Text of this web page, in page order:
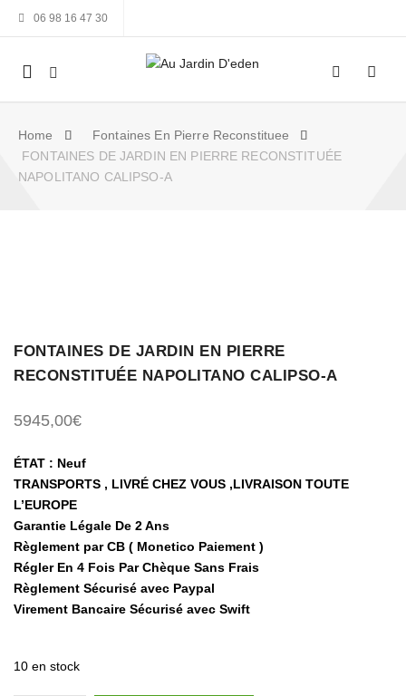
06 98 16 47 30
Mobile
navigation
Home
Fontaines En Pierre Reconstituee
FONTAINES DE JARDIN EN PIERRE RECONSTITUÉE
NAPOLITANO CALIPSO-A
FONTAINES DE JARDIN EN PIERRE
RECONSTITUÉE NAPOLITANO CALIPSO-A
5945,00€
ÉTAT : Neuf
TRANSPORTS , LIVRÉ CHEZ VOUS ,LIVRAISON TOUTE
L’EUROPE
Garantie Légale De 2 Ans
Règlement par CB ( Monetico Paiement )
Régler En 4 Fois Par Chèque Sans Frais
Règlement Sécurisé avec Paypal
Virement Bancaire Sécurisé avec Swift
10 en stock